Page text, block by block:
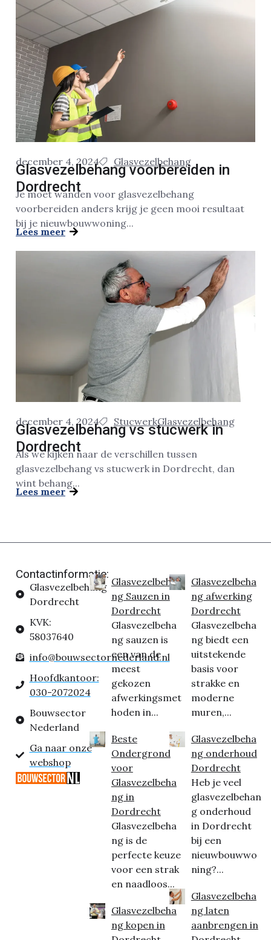
december 4, 2024 Glasvezelbehang
Glasvezelbehang voorbereiden in
Dordrecht
Je moet wanden voor glasvezelbehang
voorbereiden anders krijg je geen mooi resultaat
bij je nieuwbouwwoning...
Lees meer
december 4, 2024 StucwerkGlasvezelbehang
Glasvezelbehang vs stucwerk in
Dordrecht
Als we kijken naar de verschillen tussen
glasvezelbehang vs stucwerk in Dordrecht, dan
wint behang...
Lees meer
Contactinformatie:
Glasvezelbehang
Dordrecht
KVK:
58037640
info@bouwsectornederland.nl
Hoofdkantoor:
030-2072024
Bouwsector
Nederland
Ga naar onze
webshop
Glasvezelbeha
ng Sauzen in
Dordrecht
Glasvezelbeha
ng sauzen is
een van de
meest
gekozen
afwerkingsmet
hoden in...
Beste
Ondergrond
voor
Glasvezelbeha
ng in
Dordrecht
Glasvezelbeha
ng is de
perfecte keuze
voor een strak
en naadloos...
Glasvezelbeha
ng kopen in
Glasvezelbeha
ng afwerking
Dordrecht
Glasvezelbeha
ng biedt een
uitstekende
basis voor
strakke en
moderne
muren,...
Glasvezelbeha
ng onderhoud
Dordrecht
Heb je veel
glasvezelbehan
g onderhoud
in Dordrecht
bij een
nieuwbouwwo
ning?...
Glasvezelbeha
ng laten
aanbrengen in